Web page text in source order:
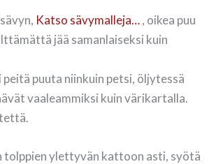
Katso sävymalleja…, oikea puu
jää samanlaiseksi kuin
puuta niinkuin petsi, öljytessä
vaaleammiksi kuin värikartalla.
tolppien ylettyvän kattoon asti, syötä